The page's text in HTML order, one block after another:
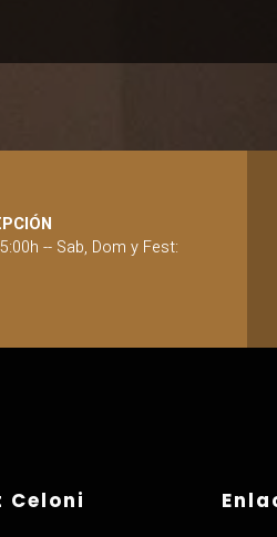
-- Sab, Dom y Fest:
Celoni